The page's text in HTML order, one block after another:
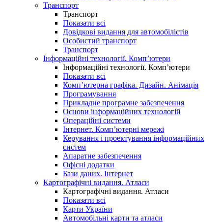
Транспорт
Транспорт
Показати всі
Довідкові видання для автомобілістів
Особистий транспорт
Транспорт
Інформаційні технології. Комп’ютери
Інформаційні технології. Комп’ютери
Показати всі
Комп’ютерна графіка. Дизайн. Анімація
Програмування
Прикладне програмне забезпечення
Основи інформаційних технологій
Операційні системи
Інтернет. Комп’ютерні мережі
Керування і проектування інформаційних
систем
Апаратне забезпечення
Офісні додатки
Бази даних. Інтернет
Картографічні видання. Атласи
Картографічні видання. Атласи
Показати всі
Карти України
Автомобільні карти та атласи